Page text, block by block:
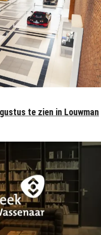
te zien in Louwman